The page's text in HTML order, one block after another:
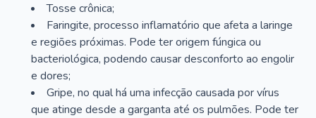
Tosse crônica;
Faringite, processo inflamatório que afeta a laringe
e regiões próximas. Pode ter origem fúngica ou
bacteriológica, podendo causar desconforto ao engolir
e dores;
Gripe, no qual há uma infecção causada por vírus
que atinge desde a garganta até os pulmões. Pode ter